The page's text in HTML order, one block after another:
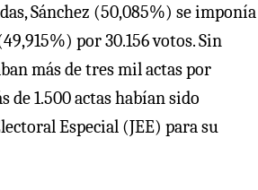
Sánchez (50,085%) se imponía
por 30.156 votos. Sin
más de tres mil actas por
de 1.500 actas habían sido
Especial (JEE) para su